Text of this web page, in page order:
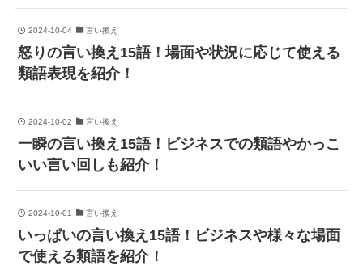
2024-10-04 言い換え
怒りの言い換え15語！場面や状況に応じて使える
類語表現を紹介！
2024-10-02 言い換え
一瞬の言い換え15語！ビジネスでの類語やかっこ
いい言い回しも紹介！
2024-10-01 言い換え
いっぱいの言い換え15語！ビジネスや様々な場面
で使える類語を紹介！